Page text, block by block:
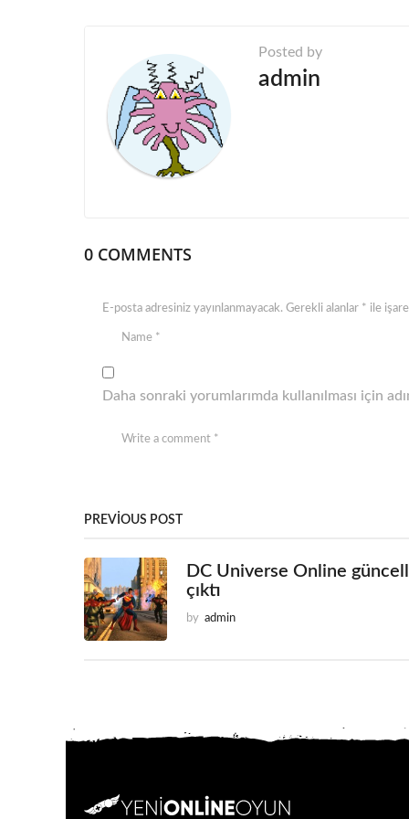
n
Posted by
admin
0 COMMENTS
E-posta adresiniz yayınlanmayacak. Gerekli alanlar * ile
Daha sonraki yorumlarımda kullanılması için
PREVIOUS POST
DC Universe Online
çıktı
by admin